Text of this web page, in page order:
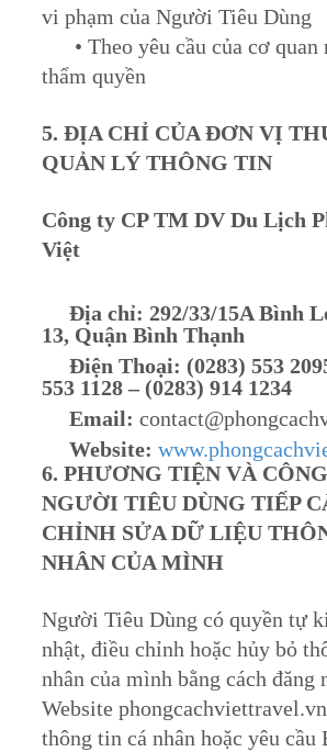
vi phạm của Người Tiêu Dùng
• Theo yêu cầu của cơ quan
thẩm quyền
5. ĐỊA CHỈ CỦA ĐƠN VỊ
QUẢN LÝ THÔNG TIN
Công ty CP TM DV Du Lịch
Việt
Địa chỉ: 292/33/15A Bình
13, Quận Bình Thạnh
Điện Thoại: (0283) 553
553 1128 – (0283) 914 1234
Email:
Website:
6. PHƯƠNG TIỆN VÀ
NGƯỜI TIÊU DÙNG TIẾP
CHỈNH SỬA DỮ LIỆU
NHÂN CỦA MÌNH
Người Tiêu Dùng có quyền tự
nhật, điều chỉnh hoặc hủy bỏ
nhân của mình bằng cách đăng
Website
thông tin cá nhân hoặc yêu cầu